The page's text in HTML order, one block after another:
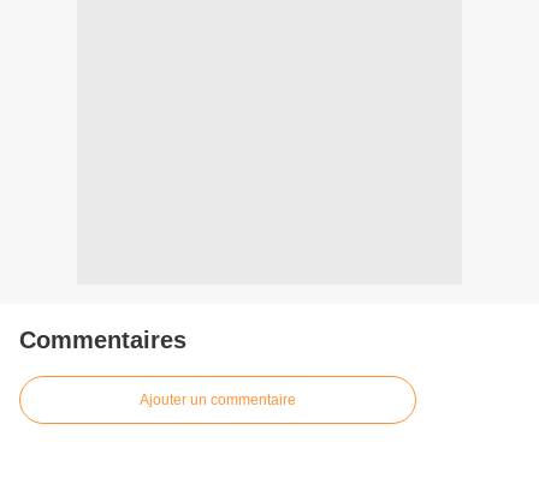
Commentaires
Ajouter un commentaire